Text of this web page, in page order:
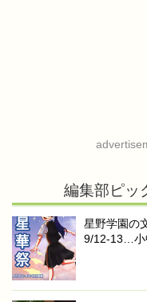
編集部ピッ
星野学園の
9/12-13…小